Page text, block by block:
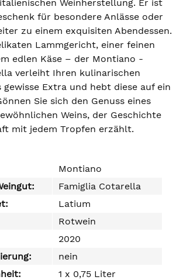
Weinherstellung. Er ist
für besondere Anlässe oder
zu einem exquisiten Abendessen.
Lammgericht, einer feinen
edlen Käse – der Montiano -
verleiht Ihren kulinarischen
gewisse Extra und hebt diese auf ein
Sie sich den Genuss eines
Weins, der Geschichte
mit jedem Tropfen erzählt.
Montiano
Famiglia Cotarella
Latium
Rotwein
2020
nein
1 x 0,75 Liter